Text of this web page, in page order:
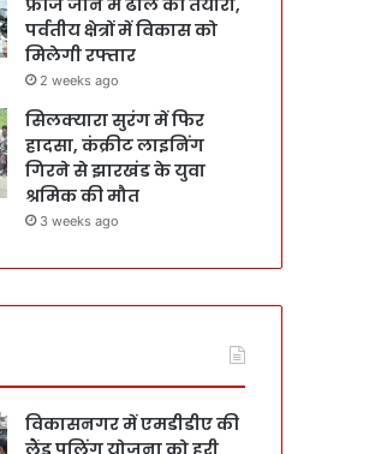
पर्वतीय क्षेत्रों में विकास को
मिलेगी रफ्तार
2 weeks ago
सिलक्यारा सुरंग में फिर
हादसा, कंक्रीट लाइनिंग
गिरने से झारखंड के युवा
श्रमिक की मौत
3 weeks ago
विकासनगर में एमडीडीए की
लैंड पूलिंग योजना को हरी